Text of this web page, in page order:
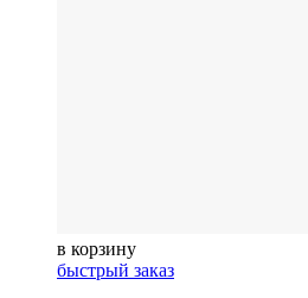
в корзину
быстрый заказ